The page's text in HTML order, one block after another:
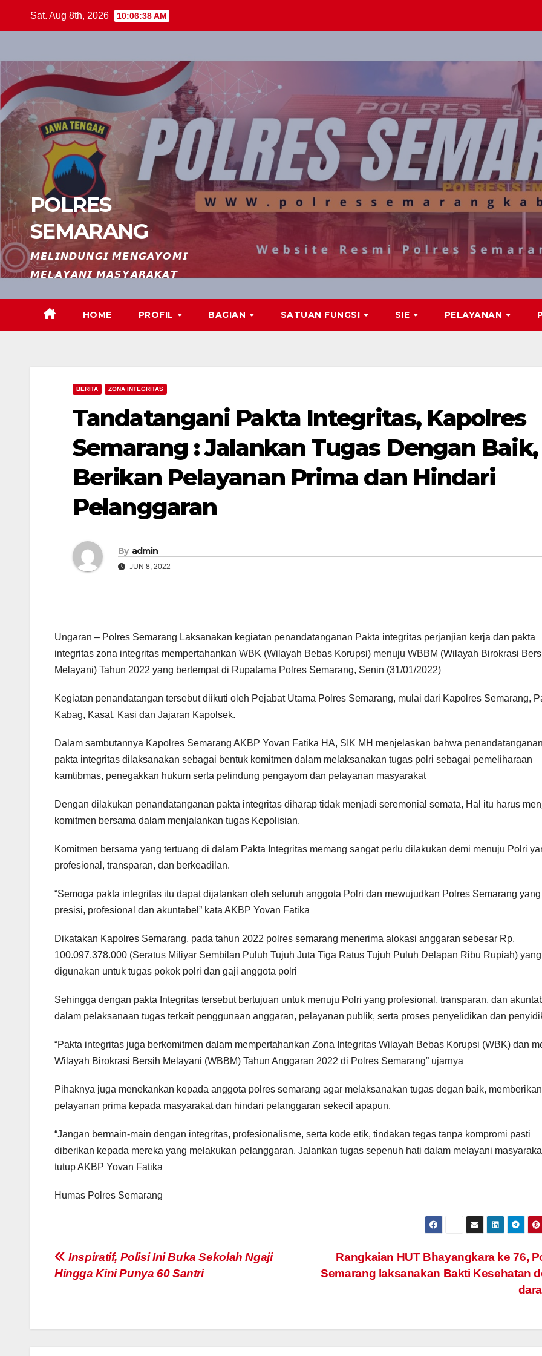
Sat. Aug 8th, 2026 10:06:39 AM
POLRES
SEMARANG
𝙈𝙀𝙇𝙄𝙉𝘿𝙐𝙉𝙂𝙄 𝙈𝙀𝙉𝙂𝘼𝙔𝙊𝙈𝙄
𝙈𝙀𝙇𝘼𝙔𝘼𝙉𝙄 𝙈𝘼𝙎𝙔𝘼𝙍𝘼𝙆𝘼𝙏
HOME PROFIL BAGIAN SATUAN FUNGSI SIE PELAYANAN
BERITA ZONA INTEGRITAS
Tandatangani Pakta Integritas, Kapolres
Semarang : Jalankan Tugas Dengan Baik,
Berikan Pelayanan Prima dan Hindari
Pelanggaran
By admin
JUN 8, 2022
Ungaran – Polres Semarang Laksanakan kegiatan penandatanganan Pakta integritas perjanjian kerja dan pakta
integritas zona integritas mempertahankan WBK (Wilayah Bebas Korupsi) menuju WBBM (Wilayah Birokrasi
Melayani) Tahun 2022 yang bertempat di Rupatama Polres Semarang, Senin (31/01/2022)
Kegiatan penandatangan tersebut diikuti oleh Pejabat Utama Polres Semarang, mulai dari Kapolres Semarang,
Kabag, Kasat, Kasi dan Jajaran Kapolsek.
Dalam sambutannya Kapolres Semarang AKBP Yovan Fatika HA, SIK MH menjelaskan bahwa penandatanganan
pakta integritas dilaksanakan sebagai bentuk komitmen dalam melaksanakan tugas polri sebagai pemeliharaan
kamtibmas, penegakkan hukum serta pelindung pengayom dan pelayanan masyarakat
Dengan dilakukan penandatanganan pakta integritas diharap tidak menjadi seremonial semata, Hal itu harus
komitmen bersama dalam menjalankan tugas Kepolisian.
Komitmen bersama yang tertuang di dalam Pakta Integritas memang sangat perlu dilakukan demi menuju Polri
profesional, transparan, dan berkeadilan.
“Semoga pakta integritas itu dapat dijalankan oleh seluruh anggota Polri dan mewujudkan Polres Semarang yang
presisi, profesional dan akuntabel” kata AKBP Yovan Fatika
Dikatakan Kapolres Semarang, pada tahun 2022 polres semarang menerima alokasi anggaran sebesar Rp.
100.097.378.000 (Seratus Miliyar Sembilan Puluh Tujuh Juta Tiga Ratus Tujuh Puluh Delapan Ribu Rupiah) yang
digunakan untuk tugas pokok polri dan gaji anggota polri
Sehingga dengan pakta Integritas tersebut bertujuan untuk menuju Polri yang profesional, transparan, dan
dalam pelaksanaan tugas terkait penggunaan anggaran, pelayanan publik, serta proses penyelidikan dan
“Pakta integritas juga berkomitmen dalam mempertahankan Zona Integritas Wilayah Bebas Korupsi (WBK) dan
Wilayah Birokrasi Bersih Melayani (WBBM) Tahun Anggaran 2022 di Polres Semarang” ujarnya
Pihaknya juga menekankan kepada anggota polres semarang agar melaksanakan tugas degan baik, memberikan
pelayanan prima kepada masyarakat dan hindari pelanggaran sekecil apapun.
“Jangan bermain-main dengan integritas, profesionalisme, serta kode etik, tindakan tegas tanpa kompromi pasti
diberikan kepada mereka yang melakukan pelanggaran. Jalankan tugas sepenuh hati dalam melayani
tutup AKBP Yovan Fatika
Humas Polres Semarang
Post
navigation
Rangkaian HUT Bhayangkara ke 76,
Semarang laksanakan Bakti Kesehatan
Inspiratif, Polisi Ini Buka Sekolah Ngaji
Hingga Kini Punya 60 Santri